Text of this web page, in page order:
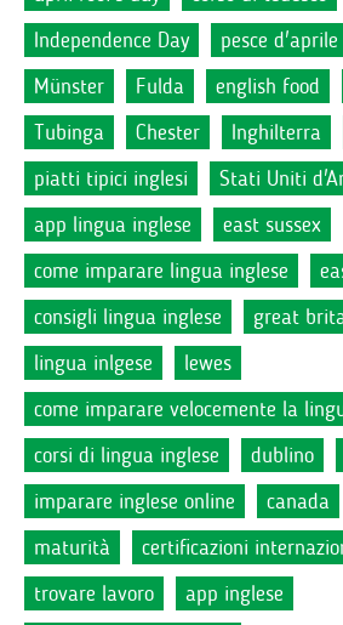
Independence Day
pesce d'aprile
Münster
Fulda english food
Tubinga
Chester Inghilterra
piatti tipici inglesi
Stati Uniti
app lingua inglese
east sussex
come imparare lingua inglese
consigli lingua inglese
great
lingua inlgese
lewes
come imparare velocemente la
corsi di lingua inglese
dublino
imparare inglese online
canada
maturità
certificazioni
trovare lavoro
app inglese